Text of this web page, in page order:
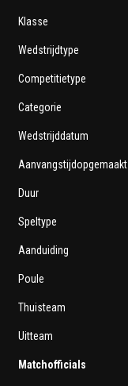
Klasse
Wedstrijdtype
Competitietype
Categorie
Wedstrijddatum
Aanvangstijdopgemaakt
Duur
Speltype
Aanduiding
Poule
Thuisteam
Uitteam
Matchofficials